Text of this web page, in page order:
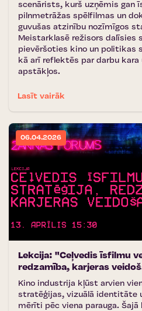
scenārists, kurš uzņēmis gan
pilnmetrāžas spēlfilmas un
guvušas atzinību nozīmīgos
Meistarklasē režisors dalīsies
pievēršoties kino un politikas
kā arī reflektēs par darbu kara
apstākļos.
Lasīt vairāk
06.04.2026
Lekcija: "Ceļvedis īsfilmu
redzamība, karjeras
Kino industrija kļūst arvien
stratēģijas, vizuālā identitāte
mērīti pēc viena parauga.